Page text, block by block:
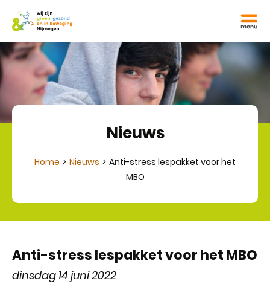
Nieuws
Home Nieuws
Anti-stress lespakket voor het
MBO
Anti-stress lespakket voor het MBO
dinsdag 14 juni 2022